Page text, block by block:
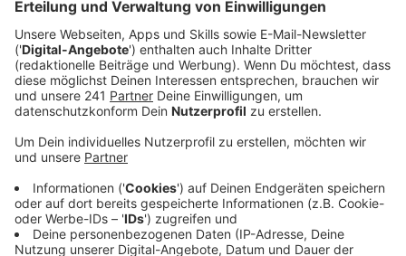
nur eine Nebenrolle spiele, gebe es aktuell kein
Konzept dafür, wo die Interessen bei jungen Menschen
liegen und welche Sportart gefördert werden sollte,
kritisiert Froböse.
Anzeige
Anzeige